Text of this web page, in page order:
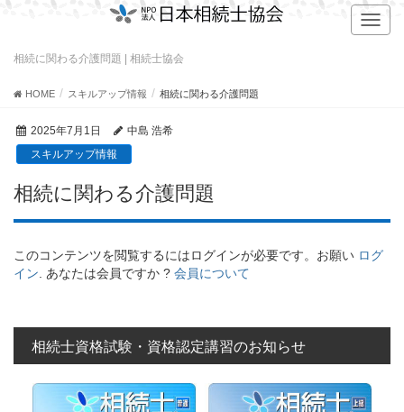
T
o
a
i
相続に関わる介護問題 | 相続士協会
HOME スキルアップ情報 相続に関わる介護問題
2025年7月1日
中島 浩希
スキルアップ情報
相続に関わる介護問題
このコンテンツを閲覧するにはログインが必要です。お願い ログ
イン. あなたは会員ですか ? 会員について
相続士資格試験・資格認定講習のお知らせ